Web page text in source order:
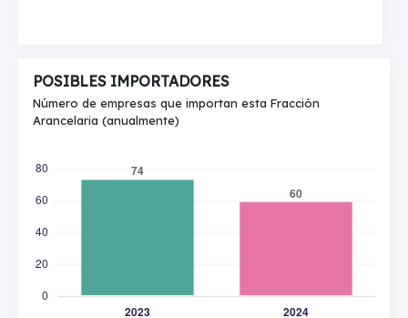
POSIBLES IMPORTADORES
Número de empresas que importan esta Fracción
Arancelaria (anualmente)